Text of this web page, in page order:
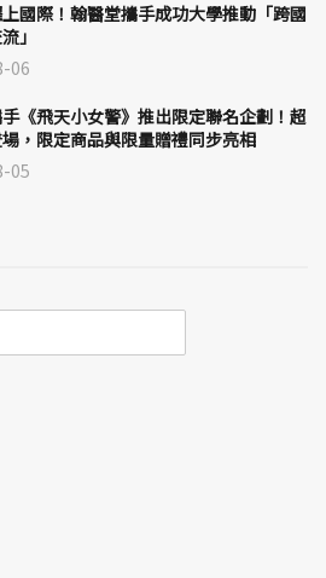
國際！翰醫堂攜手成功大學推動「跨國
」
06
《飛天小女警》推出限定聯名企劃！超
，限定商品與限量贈禮同步亮相
05